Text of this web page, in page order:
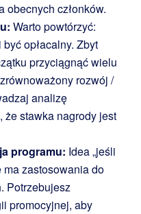
obecnych członków.
Warto powtórzyć:
opłacalny. Zbyt
przyciągnąć wielu
rozwój /
analizę
stawka nagrody jest
programu: Idea „jeśli
ma zastosowania do
Potrzebujesz
promocyjnej, aby